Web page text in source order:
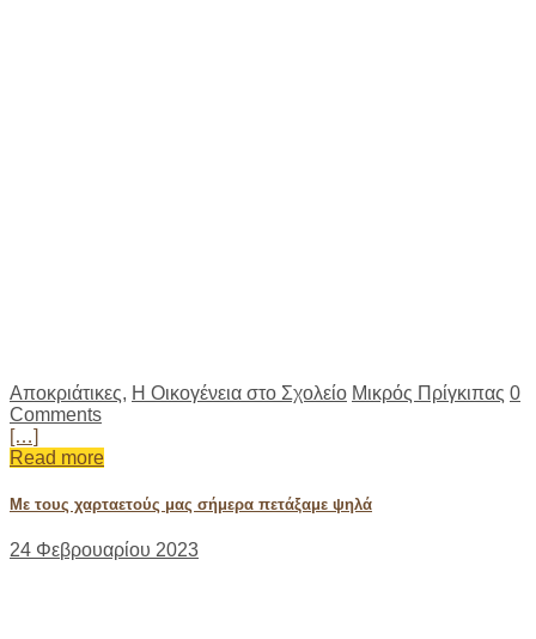
Αποκριάτικες, Η Οικογένεια στο Σχολείο Μικρός Πρίγκιπας 0
Comments
[…]
Read more
Με τους χαρταετούς μας σήμερα πετάξαμε ψηλά
24 Φεβρουαρίου 2023